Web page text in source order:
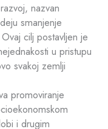
nazvan
smanjenje
cilj postavljen je
u pristupu
svakoj zemlji
promoviranje
i drugim